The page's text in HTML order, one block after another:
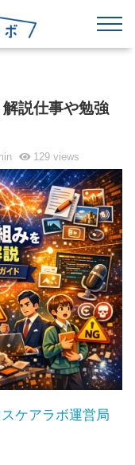
説仕事や勉強
129views
ケアラボ運営局